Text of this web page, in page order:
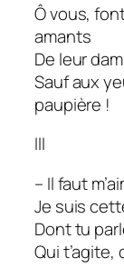
Ô vous,
amants
De leur
Sauf aux
paupière !
III
– Il faut
Je suis
Dont tu
Qui t’agite,